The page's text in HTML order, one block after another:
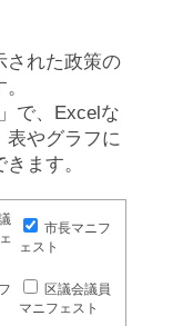
された政策の
で、Excelな
表やグラフに
ます。
市長マニフ
ェスト
区議会議員
マニフェスト